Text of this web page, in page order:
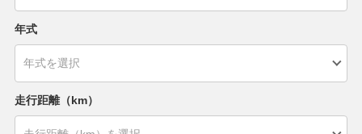
年式
走行距離（km）